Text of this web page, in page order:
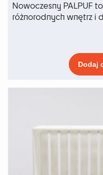
Nowoczesny PALPUF
różnorodnych wnętrz i
Dodaj